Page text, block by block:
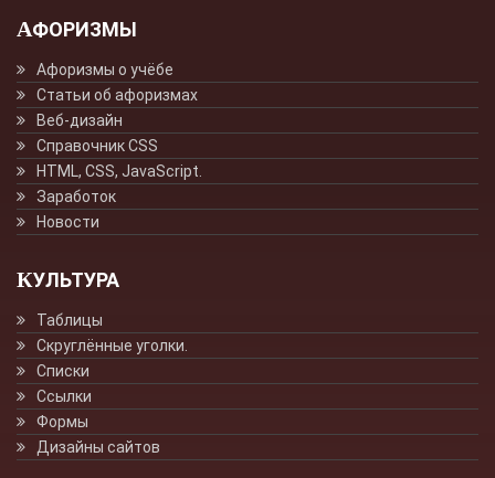
АФОРИЗМЫ
Афоризмы о учёбе
Статьи об афоризмах
Веб-дизайн
Справочник CSS
HTML, CSS, JavaScript.
Заработок
Новости
КУЛЬТУРА
Таблицы
Скруглённые уголки.
Списки
Ссылки
Формы
Дизайны сайтов